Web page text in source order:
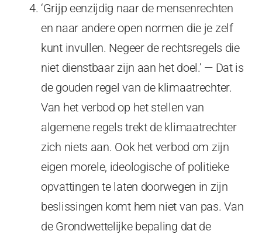
‘Grijp eenzijdig naar de mensenrechten
en naar andere open normen die je zelf
kunt invullen. Negeer de rechtsregels die
niet dienstbaar zijn aan het doel.’ — Dat is
de gouden regel van de klimaatrechter.
Van het verbod op het stellen van
algemene regels trekt de klimaatrechter
zich niets aan. Ook het verbod om zijn
eigen morele, ideologische of politieke
opvattingen te laten doorwegen in zijn
beslissingen komt hem niet van pas. Van
de Grondwettelijke bepaling dat de